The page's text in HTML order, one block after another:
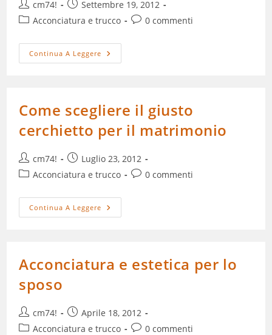
Autore
dell'articolo:
cm74!
Articolo
pubblicato:
Settembre 19, 2012
Categoria
Acconciatura e trucco
Commenti
0 commenti
Continua A Leggere Capelli
Più
Come scegliere il giusto
cerchietto per il matrimonio
Autore
dell'articolo:
cm74!
Articolo
pubblicato:
Luglio 23, 2012
Categoria
Acconciatura e trucco
Commenti
0 commenti
Continua A Leggere Come
Scegliere
Matrimonio
Acconciatura e estetica per lo
sposo
Autore
dell'articolo:
cm74!
Articolo
pubblicato:
Aprile 18, 2012
Categoria
Acconciatura e trucco
Commenti
0 commenti